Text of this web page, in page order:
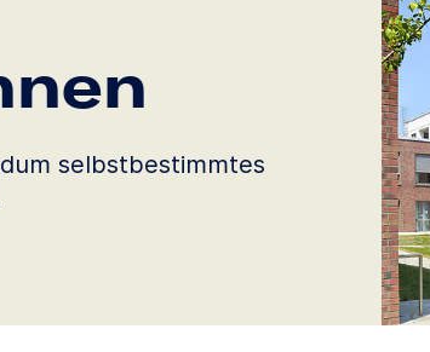
selbstbestimmtes